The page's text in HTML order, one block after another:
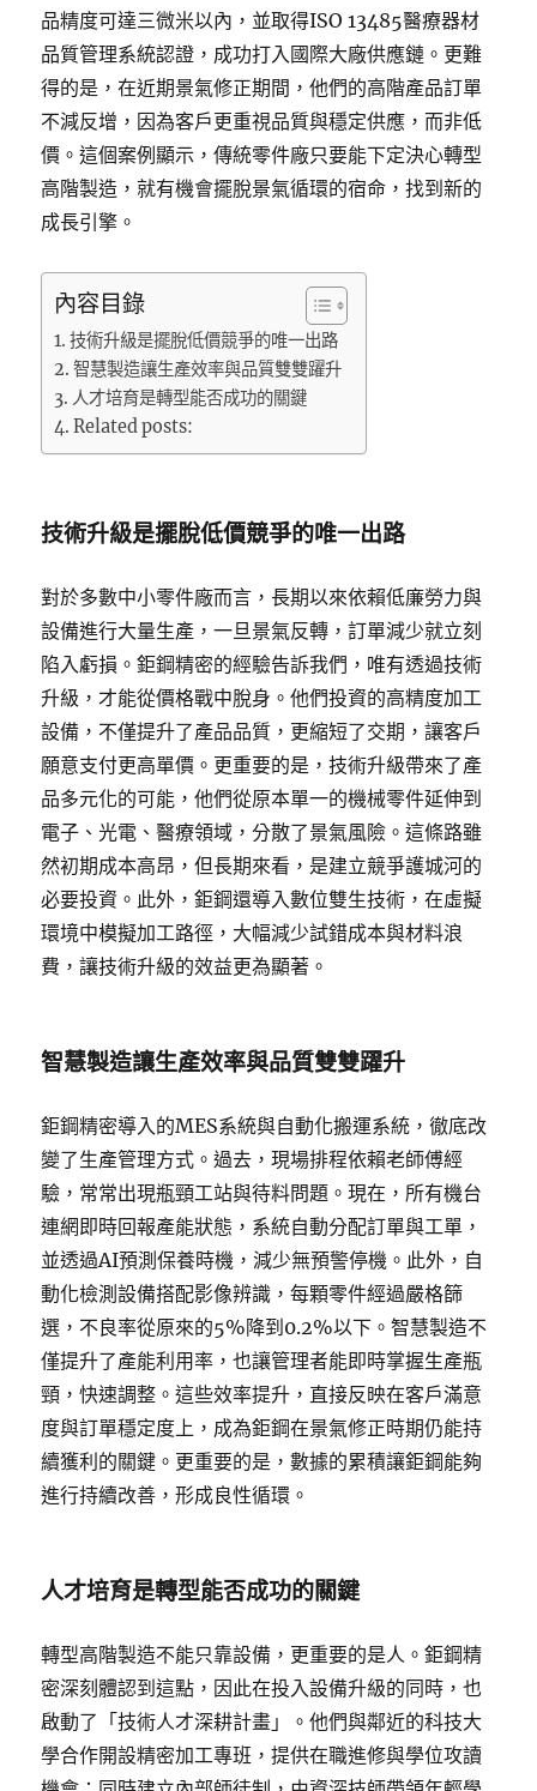
品精度可達三微米以內，並取得ISO 13485醫療器材
品質管理系統認證，成功打入國際大廠供應鏈。更難
得的是，在近期景氣修正期間，他們的高階產品訂單
不減反增，因為客戶更重視品質與穩定供應，而非低
價。這個案例顯示，傳統零件廠只要能下定決心轉型
高階製造，就有機會擺脫景氣循環的宿命，找到新的
成長引擎。
內容目錄
技術升級是擺脫低價競爭的唯一出路
智慧製造讓生產效率與品質雙雙躍升
人才培育是轉型能否成功的關鍵
Related posts:
技術升級是擺脫低價競爭的唯一出路
對於多數中小零件廠而言，長期以來依賴低廉勞力與
設備進行大量生產，一旦景氣反轉，訂單減少就立刻
陷入虧損。鉅鋼精密的經驗告訴我們，唯有透過技術
升級，才能從價格戰中脫身。他們投資的高精度加工
設備，不僅提升了產品品質，更縮短了交期，讓客戶
願意支付更高單價。更重要的是，技術升級帶來了產
品多元化的可能，他們從原本單一的機械零件延伸到
電子、光電、醫療領域，分散了景氣風險。這條路雖
然初期成本高昂，但長期來看，是建立競爭護城河的
必要投資。此外，鉅鋼還導入數位雙生技術，在虛擬
環境中模擬加工路徑，大幅減少試錯成本與材料浪
費，讓技術升級的效益更為顯著。
智慧製造讓生產效率與品質雙雙躍升
鉅鋼精密導入的MES系統與自動化搬運系統，徹底改
變了生產管理方式。過去，現場排程依賴老師傅經
驗，常常出現瓶頸工站與待料問題。現在，所有機台
連網即時回報產能狀態，系統自動分配訂單與工單，
並透過AI預測保養時機，減少無預警停機。此外，自
動化檢測設備搭配影像辨識，每顆零件經過嚴格篩
選，不良率從原來的5%降到0.2%以下。智慧製造不
僅提升了產能利用率，也讓管理者能即時掌握生產瓶
頸，快速調整。這些效率提升，直接反映在客戶滿意
度與訂單穩定度上，成為鉅鋼在景氣修正時期仍能持
續獲利的關鍵。更重要的是，數據的累積讓鉅鋼能夠
進行持續改善，形成良性循環。
人才培育是轉型能否成功的關鍵
轉型高階製造不能只靠設備，更重要的是人。鉅鋼精
密深刻體認到這點，因此在投入設備升級的同時，也
啟動了「技術人才深耕計畫」。他們與鄰近的科技大
學合作開設精密加工專班，提供在職進修與學位攻讀